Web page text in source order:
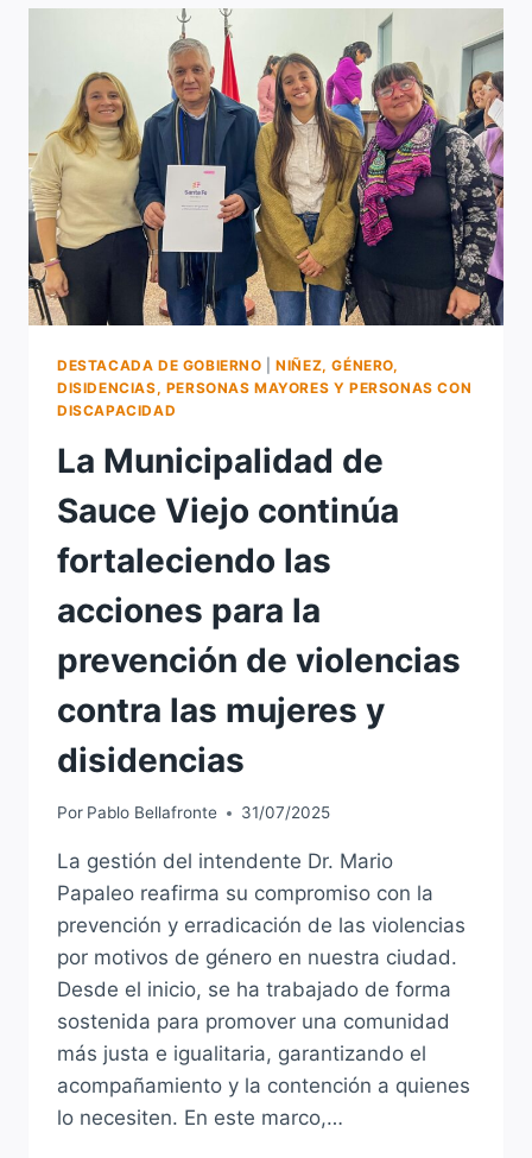
MES
LAS
INFANCIAS
EN
SAUCE
VIEJO
DESTACADA DE GOBIERNO |NIÑEZ, GÉNERO,
DISIDENCIAS, PERSONAS MAYORES Y PERSONAS CON
DISCAPACIDAD
La Municipalidad de
Sauce Viejo continúa
fortaleciendo las
acciones para la
prevención de violencias
contra las mujeres y
disidencias
Por Pablo Bellafronte 31/07/2025
La gestión del intendente Dr. Mario
Papaleo reafirma su compromiso con la
prevención y erradicación de las violencias
por motivos de género en nuestra ciudad.
Desde el inicio, se ha trabajado de forma
sostenida para promover una comunidad
más justa e igualitaria, garantizando el
acompañamiento y la contención a quienes
lo necesiten. En este marco,…